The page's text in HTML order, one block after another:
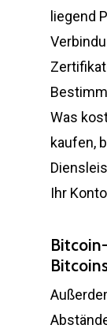
liegend
Was
kaufen,
Ihr